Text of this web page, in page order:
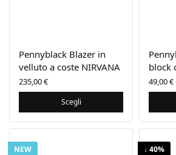
Pennyblack Blazer in
velluto a coste NIRVANA
235,00€
Scegli
block
49,00€
NEW ↓ 40%